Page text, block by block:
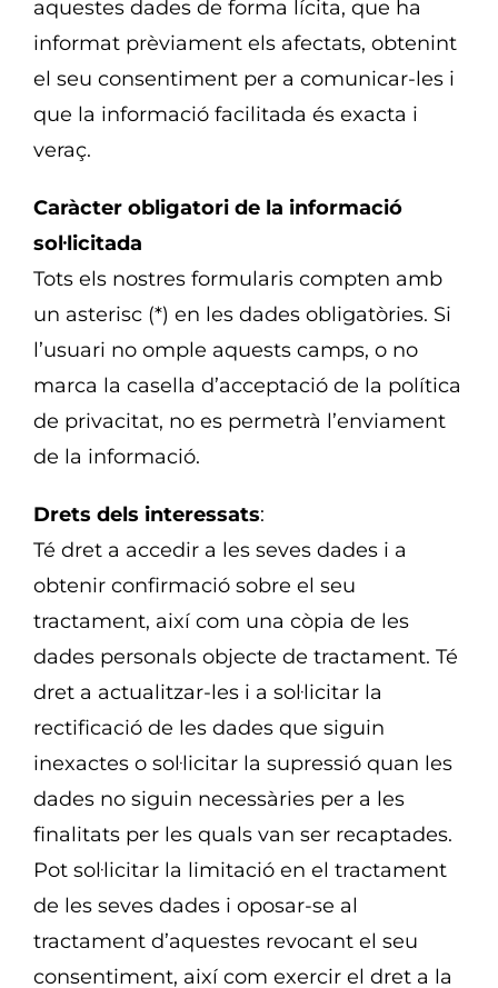
aquestes dades de forma lícita, que ha
informat prèviament els afectats, obtenint
el seu consentiment per a comunicar-les i
que la informació facilitada és exacta i
veraç.
Caràcter obligatori de la informació
sol·licitada
Tots els nostres formularis compten amb
un asterisc (*) en les dades obligatòries. Si
l’usuari no omple aquests camps, o no
marca la casella d’acceptació de la política
de privacitat, no es permetrà l’enviament
de la informació.
Drets dels interessats:
Té dret a accedir a les seves dades i a
obtenir confirmació sobre el seu
tractament, així com una còpia de les
dades personals objecte de tractament. Té
dret a actualitzar-les i a sol·licitar la
rectificació de les dades que siguin
inexactes o sol·licitar la supressió quan les
dades no siguin necessàries per a les
finalitats per les quals van ser recaptades.
Pot sol·licitar la limitació en el tractament
de les seves dades i oposar-se al
tractament d’aquestes revocant el seu
consentiment, així com exercir el dret a la